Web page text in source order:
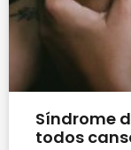
Síndrome
todos